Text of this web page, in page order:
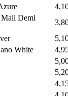
Demi
White